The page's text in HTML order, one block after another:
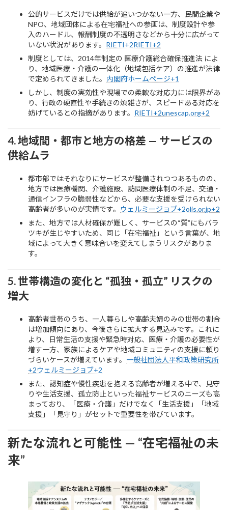
公的サービスだけでは供給が追いつかない一方、民間企業や
NPO、地域団体による在宅福祉への参画は、制度設計や参
入のハードル、報酬制度の不透明さなどから十分に広がって
いない状況があります。 RIETI+2RIETI+2
制度としては、2014年制定の 医療介護総合確保推進法 によ
り、地域医療・介護の一体化（地域包括ケア）の推進が法律
で定められてきました。 内閣府ホームページ+1
しかし、制度の実効性や現場での柔軟な対応力には限界があ
り、行政の硬直性や手続きの煩雑さが、スピードある対応を
妨げているとの指摘があります。 RIETI+2unescap.org+2
4. 地域間・都市と地方の格差 — サービスの
供給ムラ
都市部ではそれなりにサービスが整備されつつあるものの、
地方では医療機関、介護施設、訪問医療体制の不足、交通・
通信インフラの脆弱性などから、必要な支援を受けられない
高齢者が多いのが実情です。
ウェルミージョブ+2olis.or.jp+2
また、地方では人材確保が難しく、サービスの“質”にもバラ
ツキが生じやすいため、同じ「在宅福祉」という言葉が、地
域によって大きく意味合いを変えてしまうリスクがありま
す。
5. 世帯構造の変化と “孤独・孤立” リスクの
増大
高齢者世帯のうち、一人暮らしや高齢夫婦のみの世帯の割合
は増加傾向にあり、今後さらに拡大する見込みです。これに
より、日常生活の支援や緊急時対応、医療・介護の必要性が
増す一方、家族によるケアや地域コミュニティの支援に頼り
づらいケースが増えています。 一般社団法人平和政策研究所
+2ウェルミージョブ+2
また、認知症や慢性疾患を抱える高齢者が増える中で、見守
りや生活支援、孤立防止といった福祉サービスのニーズも高
まっており、「医療・介護」だけでなく「生活支援」「地域
支援」「見守り」がセットで重要性を帯びています。
新たな流れと可能性 — “在宅福祉の未
来”